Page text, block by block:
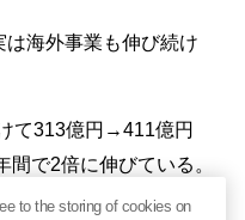
海外事業も伸び続け
て313億円→411億円
で2倍に伸びている。
大した。「Marugame
to the storing of cookies on